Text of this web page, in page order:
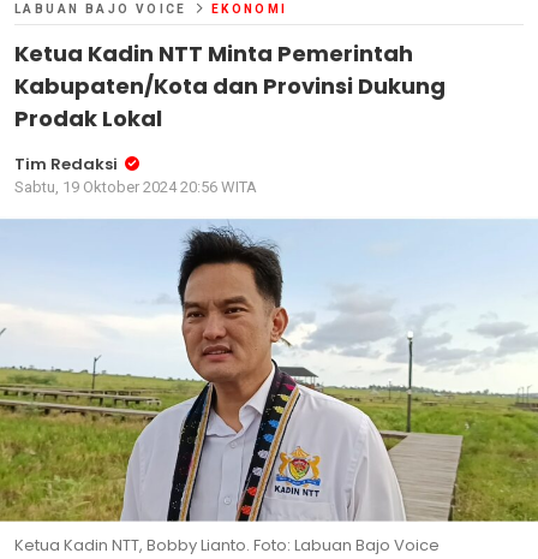
LABUAN BAJO VOICE EKONOMI
Ketua Kadin NTT Minta Pemerintah
Kabupaten/Kota dan Provinsi Dukung
Prodak Lokal
Tim Redaksi
Sabtu, 19 Oktober 2024 20:56 WITA
Ketua Kadin NTT, Bobby Lianto. Foto: Labuan Bajo Voice